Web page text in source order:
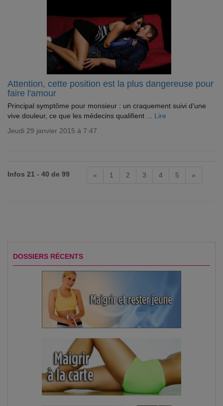
Attention, cette position est la plus dangereuse pour
faire l'amour
Principal symptôme pour monsieur : un craquement suivi d'une
vive douleur, ce que les médecins qualifient ... Lire
Jeudi 29 janvier 2015 à 7:47
Infos 21 - 40 de 99 « 1 2 3 4 5 »
DOSSIERS RÉCENTS